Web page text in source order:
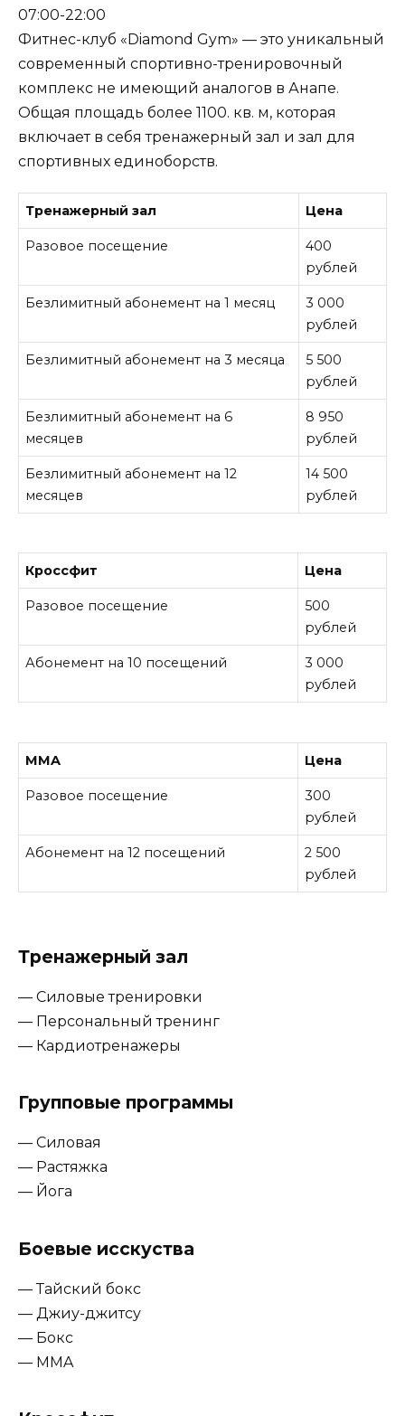
07:00-22:00
Фитнес-клуб «Diamond Gym» — это уникальный
современный спортивно-тренировочный
комплекс не имеющий аналогов в Анапе.
Общая площадь более 1100. кв. м, которая
включает в себя тренажерный зал и зал для
спортивных единоборств.
Тренажерный зал Цена
Разовое посещение
400
рублей
Безлимитный абонемент на 1 месяц
3 000
рублей
Безлимитный абонемент на 3 месяца
5 500
рублей
Безлимитный абонемент на 6
месяцев
8 950
рублей
Безлимитный абонемент на 12
месяцев
14 500
рублей
Кроссфит Цена
Разовое посещение
500
рублей
Абонемент на 10 посещений
3 000
рублей
MMA Цена
Разовое посещение
300
рублей
Абонемент на 12 посещений
2 500
рублей
Тренажерный зал
— Силовые тренировки
— Персональный тренинг
— Кардиотренажеры
Групповые программы
— Силовая
— Растяжка
— Йога
Боевые исскуства
— Тайский бокс
— Джиу-джитсу
— Бокс
— MMA